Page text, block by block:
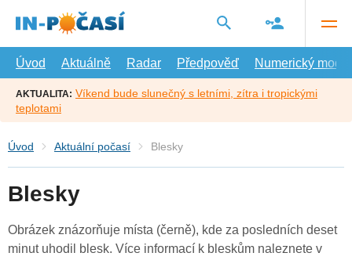
hlavní
Úvod
Aktuálně Radar Předpověď Numerický model
AKTUALITA: Víkend bude slunečný s letními, zítra i tropickými
teplotami
Úvod Aktuální počasí Blesky
Blesky
Obrázek znázorňuje místa (černě), kde za posledních deset
minut uhodil blesk. Více informací k bleskům naleznete v